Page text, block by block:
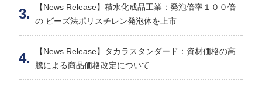
【News Release】積水化成品工業：発泡倍率１００倍
の ビーズ法ポリスチレン発泡体を上市
【News Release】タカラスタンダード：資材価格の高
騰による商品価格改定について